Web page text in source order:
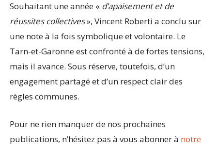
Souhaitant une année « d’apaisement et de
réussites collectives», Vincent Roberti a conclu sur
une note à la fois symbolique et volontaire. Le
Tarn-et-Garonne est confronté à de fortes tensions,
mais il avance. Sous réserve, toutefois, d’un
engagement partagé et d’un respect clair des
règles communes.
Pour ne rien manquer de nos prochaines
publications, n’hésitez pas à vous abonner à notre